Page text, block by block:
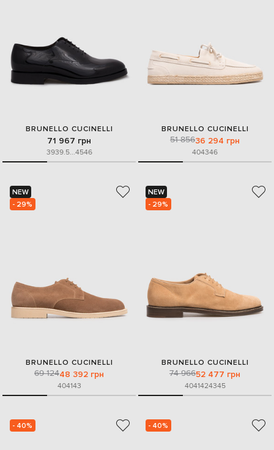
BRUNELLO CUCINELLI
71 967 грн
3939.5...4546
BRUNELLO CUCINELLI
51 85636 294 грн
404346
NEW
- 29%
BRUNELLO CUCINELLI
69 12448 392 грн
404143
NEW
- 29%
BRUNELLO CUCINELLI
74 96652 477 грн
4041424345
- 40% - 40%